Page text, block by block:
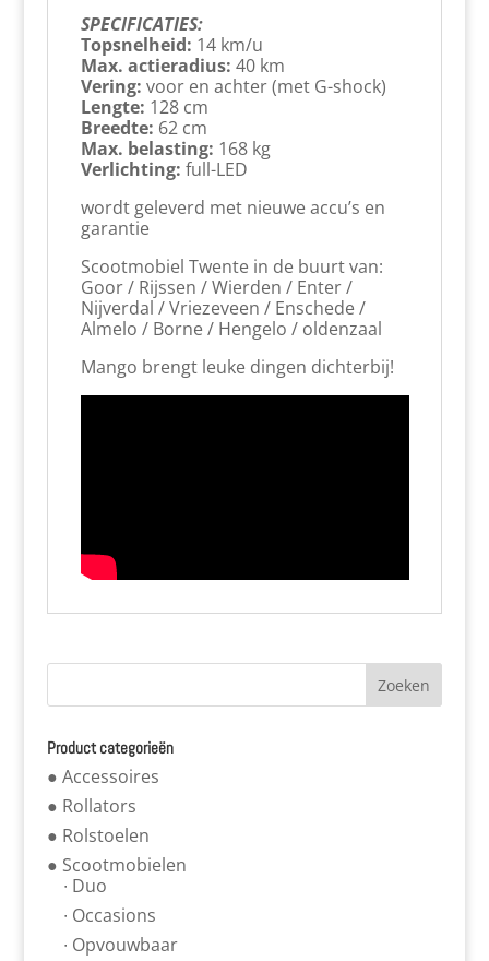
SPECIFICATIES:
Topsnelheid: 14 km/u
Max. actieradius: 40 km
Vering: voor en achter (met G-shock)
Lengte: 128 cm
Breedte: 62 cm
Max. belasting: 168 kg
Verlichting: full-LED
wordt geleverd met nieuwe accu’s en
garantie
Scootmobiel Twente in de buurt van:
Goor / Rijssen / Wierden / Enter /
Nijverdal / Vriezeveen / Enschede /
Almelo / Borne / Hengelo / oldenzaal
Mango brengt leuke dingen dichterbij!
Product categorieën
● Accessoires
● Rollators
● Rolstoelen
● Scootmobielen
∙ Duo
∙ Occasions
∙ Opvouwbaar